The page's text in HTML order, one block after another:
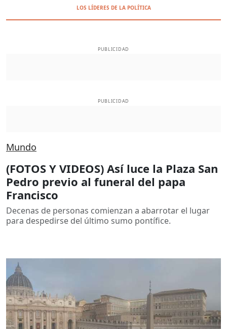
LOS LÍDERES DE LA POLÍTICA
PUBLICIDAD
PUBLICIDAD
Mundo
(FOTOS Y VIDEOS) Así luce la Plaza San
Pedro previo al funeral del papa
Francisco
Decenas de personas comienzan a abarrotar el lugar
para despedirse del último sumo pontífice.